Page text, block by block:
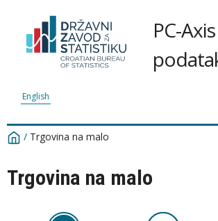
PC-
English
/ Trgovina na malo
Trgovina na malo